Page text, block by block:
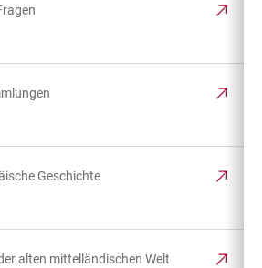
Geschichte
alten mittelländischen Welt